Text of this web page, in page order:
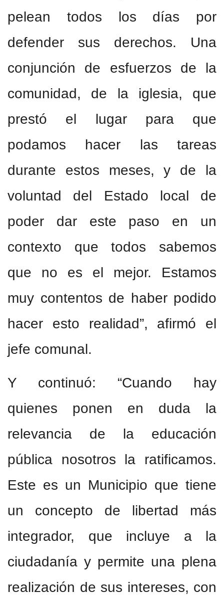
pelean todos los días por
defender sus derechos. Una
conjunción de esfuerzos de la
comunidad, de la iglesia, que
prestó el lugar para que
podamos hacer las tareas
durante estos meses, y de la
voluntad del Estado local de
poder dar este paso en un
contexto que todos sabemos
que no es el mejor. Estamos
muy contentos de haber podido
hacer esto realidad”, afirmó el
jefe comunal.
Y continuó: “Cuando hay
quienes ponen en duda la
relevancia de la educación
pública nosotros la ratificamos.
Este es un Municipio que tiene
un concepto de libertad más
integrador, que incluye a la
ciudadanía y permite una plena
realización de sus intereses, con